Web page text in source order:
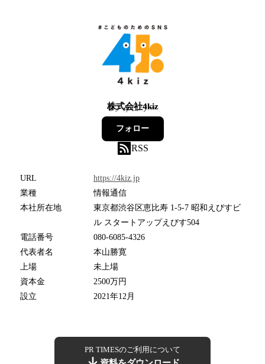
株式会社4kiz
6フォロワー
フォロー
RSS
URL
https://4kiz.jp
業種
情報通信
本社所在地
東京都渋谷区恵比寿 1-5-7 昭和えびすビ
ル スタートアップえびす504
電話番号
080-6085-4326
代表者名
本山勝寛
上場
未上場
資本金
2500万円
設立
2021年12月
PR TIMESのご利用について